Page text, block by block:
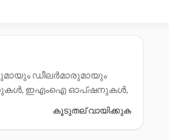
ഡീലർമാരുമായും
ഓഫറുകൾ, ഇഎംഐ ഓപ്ഷനുകൾ,
കൂടുതല് വായിക്കുക